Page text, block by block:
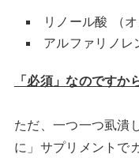
リノール酸 （オ
アルファリノレ
「必須」なのですか
ただ、一つ一つ虱潰
に」サプリメントで